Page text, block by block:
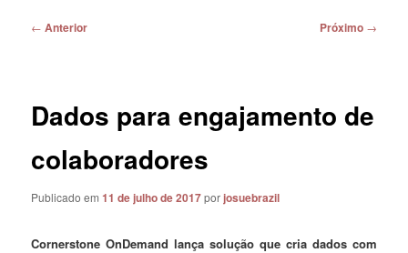
Navegação
← Anterior Próximo →
Dados para engajamento de
colaboradores
Publicado em11 de julho de 2017porjosuebrazil
Cornerstone OnDemand lança solução que cria dados com